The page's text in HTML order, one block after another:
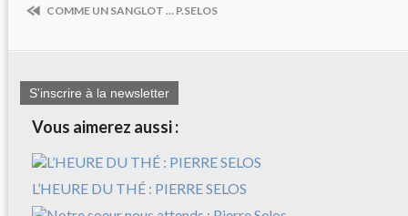
COMME UN SANGLOT … P.SELOS
S'inscrire à la newsletter
Vous aimerez aussi :
L’HEURE DU THÉ : PIERRE SELOS